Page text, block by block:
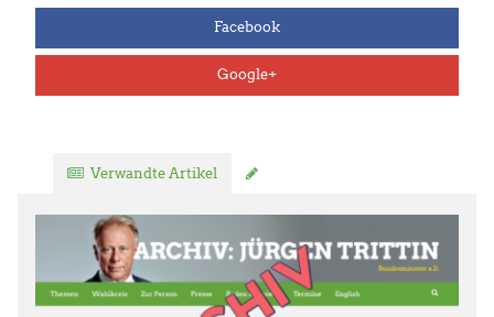
Facebook
Google+
Verwandte Artikel